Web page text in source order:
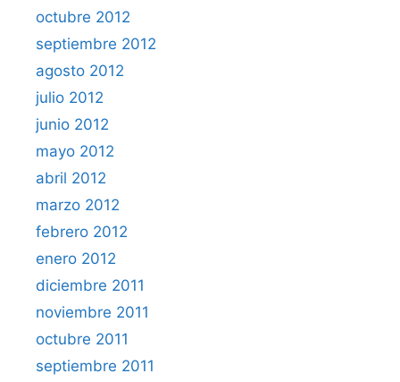
octubre 2012
septiembre 2012
agosto 2012
julio 2012
junio 2012
mayo 2012
abril 2012
marzo 2012
febrero 2012
enero 2012
diciembre 2011
noviembre 2011
octubre 2011
septiembre 2011